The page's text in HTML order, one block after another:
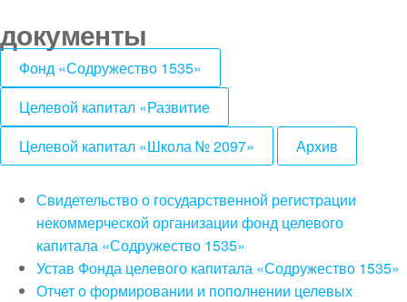
документы
Фонд «Содружество 1535»
Целевой капитал «Развитие
Целевой капитал «Школа № 2097»
Архив
Свидетельство о государственной регистрации
некоммерческой организации фонд целевого
капитала «Содружество 1535»
Устав Фонда целевого капитала «Содружество 1535»
Отчет о формировании и пополнении целевых